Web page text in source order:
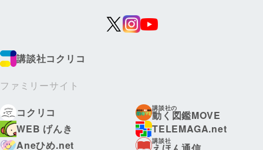
講談社コクリコ
ファミリーサイト
コクリコ
講談社の
動く図鑑MOVE
WEB げんき
TELEMAGA.net
Aneひめ.net
講談社